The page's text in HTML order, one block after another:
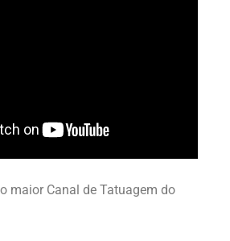
maior Canal de Tatuagem do